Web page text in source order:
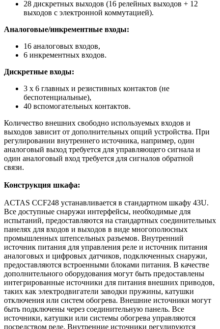
28 дискретных выходов (16 релейных выходов + 12
выходов с электронной коммутацией).
Аналоговые/инкрементные входы:
16 аналоговых входов,
6 инкрементных входов.
Дискретные входы:
3 x 6 главных и резистивных контактов (не
беспотенциальные),
40 вспомогательных контактов.
Количество внешних свободно используемых входов и
выходов зависит от дополнительных опций устройства. При
регулировании внутреннего источника, например, один
аналоговый выход требуется для управляющего сигнала и
один аналоговый вход требуется для сигналов обратной
связи.
Конструкция шкафа:
ACTAS CCF248 устанавливается в стандартном шкафу 43U.
Все доступные снаружи интерфейсы, необходимые для
испытаний, предоставляются на стандартных соединительных
панелях для входов и выходов в виде многополюсных
промышленных штепсельных разъемов. Внутренний
источник питания для управления реле и источник питания
аналоговых и цифровых датчиков, подключенных снаружи,
предоставляются встроенными блоками питания. В качестве
дополнительного оборудования могут быть предоставлены
интегрированные источники для питания внешних приводов,
таких как электродвигатели заводки пружины, катушки
отключения или систем обогрева. Внешние источники могут
быть подключены через соединительную панель. Все
источники, катушки или системы обогрева управляются
посредством реле. Внутренние источники регулируются